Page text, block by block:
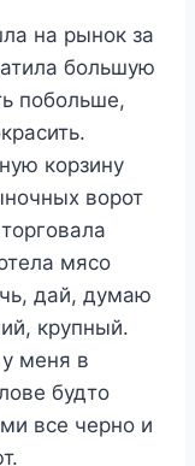
на рынок за
большую
побольше,
корзину
ворот
мясо
дай, думаю
крупный.
меня в
будто
все черно и